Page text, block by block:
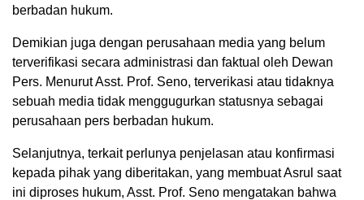
berbadan hukum.
Demikian juga dengan perusahaan media yang belum
terverifikasi secara administrasi dan faktual oleh Dewan
Pers. Menurut Asst. Prof. Seno, terverikasi atau tidaknya
sebuah media tidak menggugurkan statusnya sebagai
perusahaan pers berbadan hukum.
Selanjutnya, terkait perlunya penjelasan atau konfirmasi
kepada pihak yang diberitakan, yang membuat Asrul saat
ini diproses hukum, Asst. Prof. Seno mengatakan bahwa